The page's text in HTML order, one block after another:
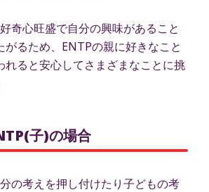
奇心旺盛で自分の興味があること
がるため、ENTPの親に好きなこと
れると安心してさまざまなことに挑
子)の場合
の考えを押し付けたり子どもの考